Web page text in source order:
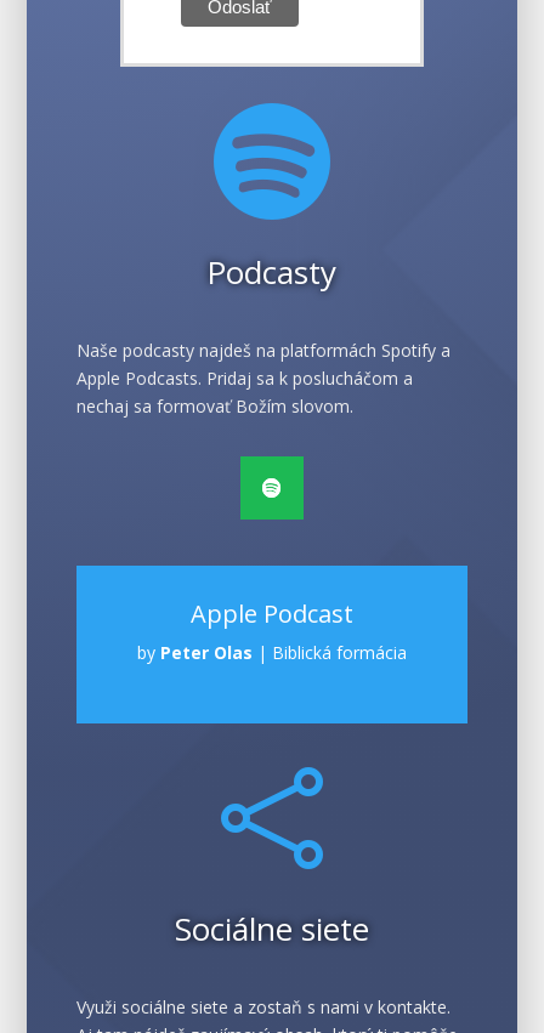

Podcasty
Naše podcasty najdeš na platformách Spotify a
Apple Podcasts. Pridaj sa k poslucháčom a
nechaj sa formovať Božím slovom.
Apple Podcast
by Peter Olas | Biblická formácia

Sociálne siete
Využi sociálne siete a zostaň s nami v kontakte.